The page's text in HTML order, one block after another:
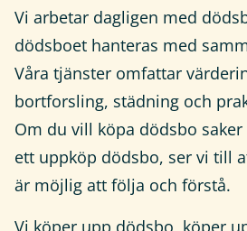
Vi arbetar dagligen med
dödsboet hanteras med
Våra tjänster omfattar
bortforsling, städning och
Om du vill köpa dödsbo
ett uppköp dödsbo, ser vi till
är möjlig att följa och förstå.
Vi köper upp dödsbo, köper